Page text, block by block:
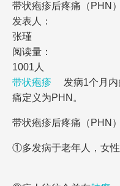
带状疱疹后疼痛（PHN
发表人：
张瑾
阅读量：
1001人
带状疱疹
发病1个月
痛定义为PHN。
带状疱疹后疼痛（PHN
①多发病于老年人，女性